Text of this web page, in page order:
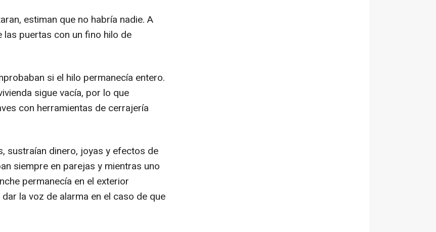
estiman que no habría nadie. A
puertas con un fino hilo de
si el hilo permanecía entero.
sigue vacía, por lo que
con herramientas de cerrajería
sustraían dinero, joyas y efectos de
siempre en parejas y mientras uno
permanecía en el exterior
la voz de alarma en el caso de que